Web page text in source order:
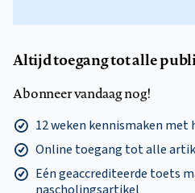
Altijd toegang tot alle
Abonneer vandaag nog!
12 weken kennismaken met
Online toegang tot alle
Eén geaccrediteerde toets
nascholingsartikel